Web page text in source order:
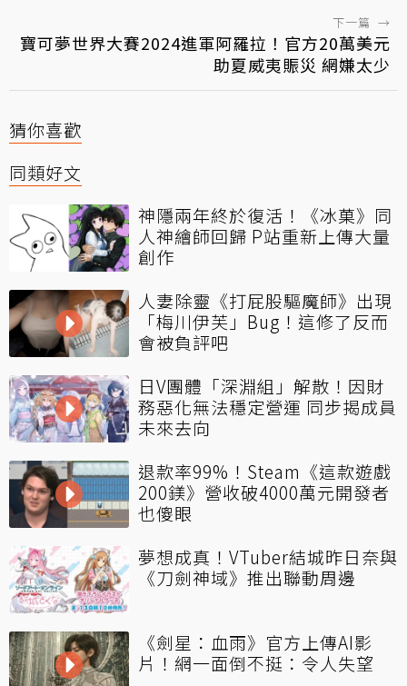
下一篇 →
寶可夢世界大賽2024進軍阿羅拉！官方20萬美元
助夏威夷賑災 網嫌太少
猜你喜歡
同類好文
神隱兩年終於復活！《冰菓》同
人神繪師回歸 P站重新上傳大量
創作
人妻除靈《打屁股驅魔師》出現
「梅川伊芙」Bug！這修了反而
會被負評吧
日V團體「深淵組」解散！因財
務惡化無法穩定營運 同步揭成員
未來去向
退款率99%！Steam《這款遊戲
200鎂》營收破4000萬元開發者
也傻眼
夢想成真！VTuber結城昨日奈與
《刀劍神域》推出聯動周邊
《劍星：血雨》官方上傳AI影
片！網一面倒不挺：令人失望